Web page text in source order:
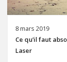
8 mars 2019
Ce qu’il faut
Laser